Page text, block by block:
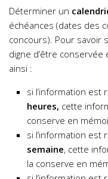
Déterminer un
échéances (dates des
concours). Pour savoir
digne d’être
ainsi :
si l’information est
heures, cette
conserve en
si l’information est
semaine, cette
la conserve en